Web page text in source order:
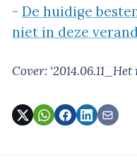
- De huidige
niet in deze
Cover: